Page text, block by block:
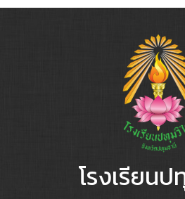
โรงเรียนป